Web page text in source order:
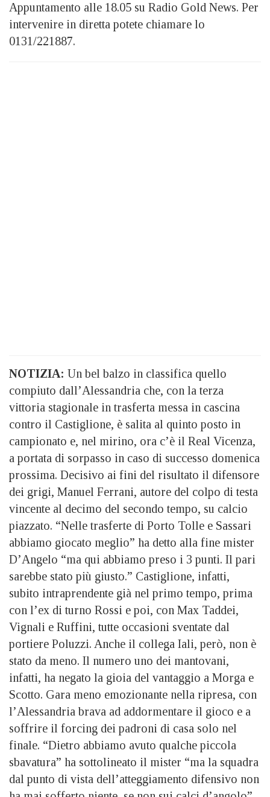
Appuntamento alle 18.05 su Radio Gold News. Per
intervenire in diretta potete chiamare lo
0131/221887.
NOTIZIA: Un bel balzo in classifica quello
compiuto dall’Alessandria che, con la terza
vittoria stagionale in trasferta messa in cascina
contro il Castiglione, è salita al quinto posto in
campionato e, nel mirino, ora c’è il Real Vicenza,
a portata di sorpasso in caso di successo domenica
prossima. Decisivo ai fini del risultato il difensore
dei grigi, Manuel Ferrani, autore del colpo di testa
vincente al decimo del secondo tempo, su calcio
piazzato. “Nelle trasferte di Porto Tolle e Sassari
abbiamo giocato meglio” ha detto alla fine mister
D’Angelo “ma qui abbiamo preso i 3 punti. Il pari
sarebbe stato più giusto.” Castiglione, infatti,
subito intraprendente già nel primo tempo, prima
con l’ex di turno Rossi e poi, con Max Taddei,
Vignali e Ruffini, tutte occasioni sventate dal
portiere Poluzzi. Anche il collega Iali, però, non è
stato da meno. Il numero uno dei mantovani,
infatti, ha negato la gioia del vantaggio a Morga e
Scotto. Gara meno emozionante nella ripresa, con
l’Alessandria brava ad addormentare il gioco e a
soffrire il forcing dei padroni di casa solo nel
finale. “Dietro abbiamo avuto qualche piccola
sbavatura” ha sottolineato il mister “ma la squadra
dal punto di vista dell’atteggiamento difensivo non